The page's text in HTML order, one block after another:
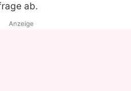
ab.
Anzeige